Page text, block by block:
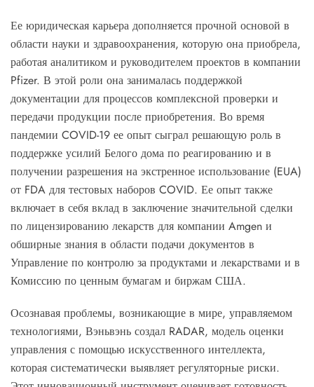
Ее юридическая карьера дополняется прочной основой в
области науки и здравоохранения, которую она приобрела,
работая аналитиком и руководителем проектов в компании
Pfizer. В этой роли она занималась поддержкой
документации для процессов комплексной проверки и
передачи продукции после приобретения. Во время
пандемии COVID-19 ее опыт сыграл решающую роль в
поддержке усилий Белого дома по реагированию и в
получении разрешения на экстренное использование (EUA)
от FDA для тестовых наборов COVID. Ее опыт также
включает в себя вклад в заключение значительной сделки
по лицензированию лекарств для компании Amgen и
обширные знания в области подачи документов в
Управление по контролю за продуктами и лекарствами и в
Комиссию по ценным бумагам и биржам США.
Осознавая проблемы, возникающие в мире, управляемом
технологиями, Вэньвэнь создал RADAR, модель оценки
управления с помощью искусственного интеллекта,
которая систематически выявляет регуляторные риски.